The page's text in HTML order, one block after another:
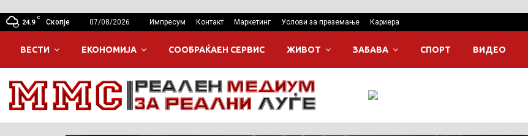
24.9
C
Скопје 07/08/2026 Импресум Контакт Маркетинг Услови за преземање Кариера
ВЕСТИ ЕКОНОМИЈА СООБРАЌАЕН СЕРВИС ЖИВОТ ЗАБАВА СПОРТ ВИДЕО